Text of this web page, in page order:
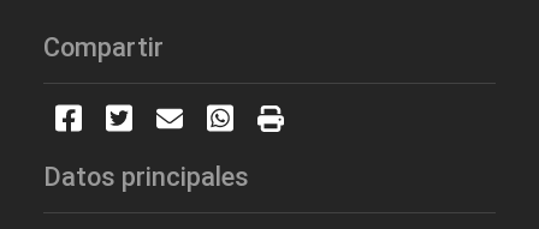
Compartir
Datos principales